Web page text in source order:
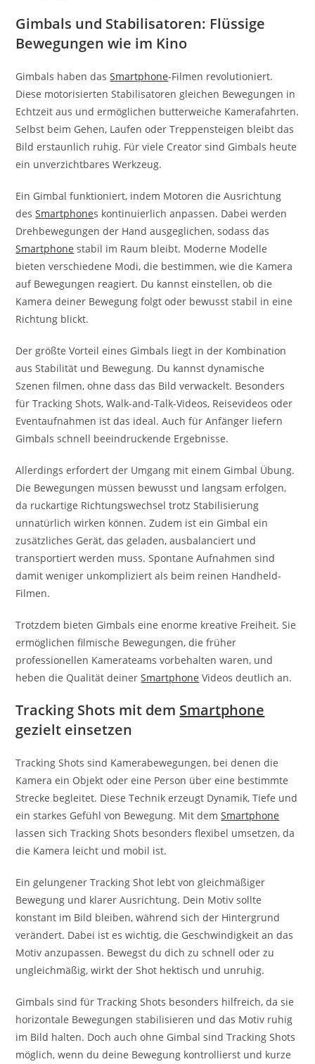
Gimbals und Stabilisatoren: Flüssige
Bewegungen wie im Kino
Gimbals haben dasSmartphone-Filmen revolutioniert.
Diese motorisierten Stabilisatoren gleichen Bewegungen in
Echtzeit aus und ermöglichen butterweiche Kamerafahrten.
Selbst beim Gehen, Laufen oder Treppensteigen bleibt das
Bild erstaunlich ruhig. Für viele Creator sind Gimbals heute
ein unverzichtbares Werkzeug.
Ein Gimbal funktioniert, indem Motoren die Ausrichtung
desSmartphones kontinuierlich anpassen. Dabei werden
Drehbewegungen der Hand ausgeglichen, sodass das
Smartphone stabil im Raum bleibt. Moderne Modelle
bieten verschiedene Modi, die bestimmen, wie die Kamera
auf Bewegungen reagiert. Du kannst einstellen, ob die
Kamera deiner Bewegung folgt oder bewusst stabil in eine
Richtung blickt.
Der größte Vorteil eines Gimbals liegt in der Kombination
aus Stabilität und Bewegung. Du kannst dynamische
Szenen filmen, ohne dass das Bild verwackelt. Besonders
für Tracking Shots, Walk-and-Talk-Videos, Reisevideos oder
Eventaufnahmen ist das ideal. Auch für Anfänger liefern
Gimbals schnell beeindruckende Ergebnisse.
Allerdings erfordert der Umgang mit einem Gimbal Übung.
Die Bewegungen müssen bewusst und langsam erfolgen,
da ruckartige Richtungswechsel trotz Stabilisierung
unnatürlich wirken können. Zudem ist ein Gimbal ein
zusätzliches Gerät, das geladen, ausbalanciert und
transportiert werden muss. Spontane Aufnahmen sind
damit weniger unkompliziert als beim reinen Handheld-
Filmen.
Trotzdem bieten Gimbals eine enorme kreative Freiheit. Sie
ermöglichen filmische Bewegungen, die früher
professionellen Kamerateams vorbehalten waren, und
heben die Qualität deinerSmartphone Videos deutlich an.
Tracking Shots mit dem Smartphone
gezielt einsetzen
Tracking Shots sind Kamerabewegungen, bei denen die
Kamera ein Objekt oder eine Person über eine bestimmte
Strecke begleitet. Diese Technik erzeugt Dynamik, Tiefe und
ein starkes Gefühl von Bewegung. Mit demSmartphone
lassen sich Tracking Shots besonders flexibel umsetzen, da
die Kamera leicht und mobil ist.
Ein gelungener Tracking Shot lebt von gleichmäßiger
Bewegung und klarer Ausrichtung. Dein Motiv sollte
konstant im Bild bleiben, während sich der Hintergrund
verändert. Dabei ist es wichtig, die Geschwindigkeit an das
Motiv anzupassen. Bewegst du dich zu schnell oder zu
ungleichmäßig, wirkt der Shot hektisch und unruhig.
Gimbals sind für Tracking Shots besonders hilfreich, da sie
horizontale Bewegungen stabilisieren und das Motiv ruhig
im Bild halten. Doch auch ohne Gimbal sind Tracking Shots
möglich, wenn du deine Bewegung kontrollierst und kurze